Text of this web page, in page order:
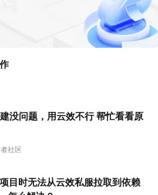
社区
没问题，用云效不行 帮忙看看原
目时无法从云效私服拉取到依赖